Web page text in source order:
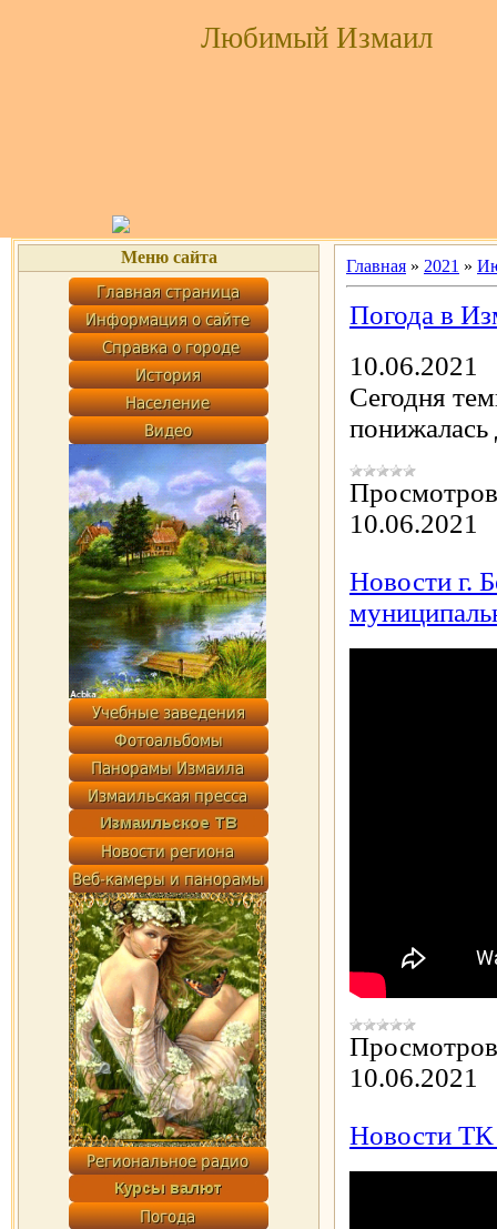
Любимый Измаил
Меню сайта Главная » 2021 »
Погода в
10.06.2021
Сегодня
10.06.2021
Новости г.
10.06.2021
Новости ТК